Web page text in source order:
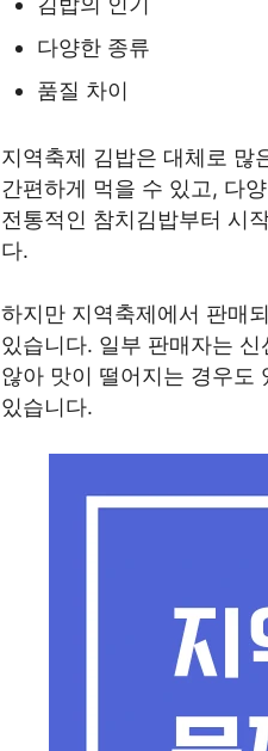
다양한 종류
품질 차이
지역축제 김밥은 대체로 많
간편하게 먹을 수 있고, 다
전통적인 참치김밥부터 시
다.
하지만 지역축제에서 판매
있습니다. 일부 판매자는
않아 맛이 떨어지는 경우도
있습니다.